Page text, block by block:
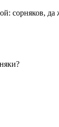
сорняков, да